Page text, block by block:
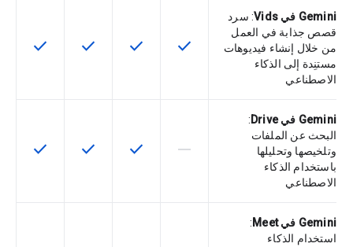
Gemini في Vids
: سرد
قصص جذابة في العمل
من خلال إنشاء فيديوهات
مستنِدة إلى الذكاء
الاصطناعي
تتوفّر هذه الميزة لرمز التخزين
check تتوفّر هذه الميزة لرمز
check تتوفّر هذه الميزة
check تتوفّر
check
Gemini في Drive
:
البحث عن الملفات
وتلخيصها وتحليلها
باستخدام الذكاء
الاصطناعي
لا تتوفّر هذه الميزة لرمز التخزين
horizontal_rule تتوفّر هذه الميزة لرمز
check تتوفّر هذه الميزة
check تتوفّر
check
Gemini في Meet
:
استخدام الذكاء